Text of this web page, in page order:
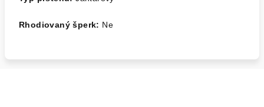
Rhodiovaný šperk: Ne